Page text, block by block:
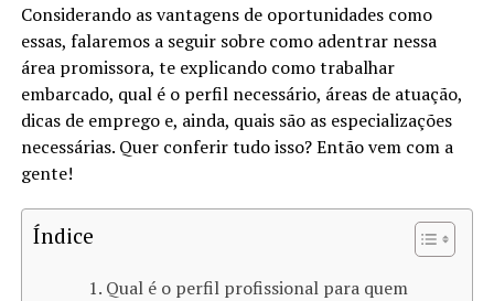
Considerando as vantagens de oportunidades como
essas, falaremos a seguir sobre como adentrar nessa
área promissora, te explicando como trabalhar
embarcado, qual é o perfil necessário, áreas de atuação,
dicas de emprego e, ainda, quais são as especializações
necessárias. Quer conferir tudo isso? Então vem com a
gente!
Índice
Qual é o perfil profissional para quem